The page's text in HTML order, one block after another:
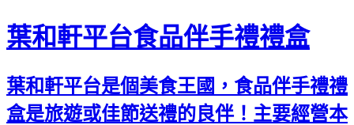
葉和軒平台食品伴手禮禮盒
葉和軒平台是個美食王國，食品伴手禮禮
盒是旅遊或佳節送禮的良伴！主要經營本